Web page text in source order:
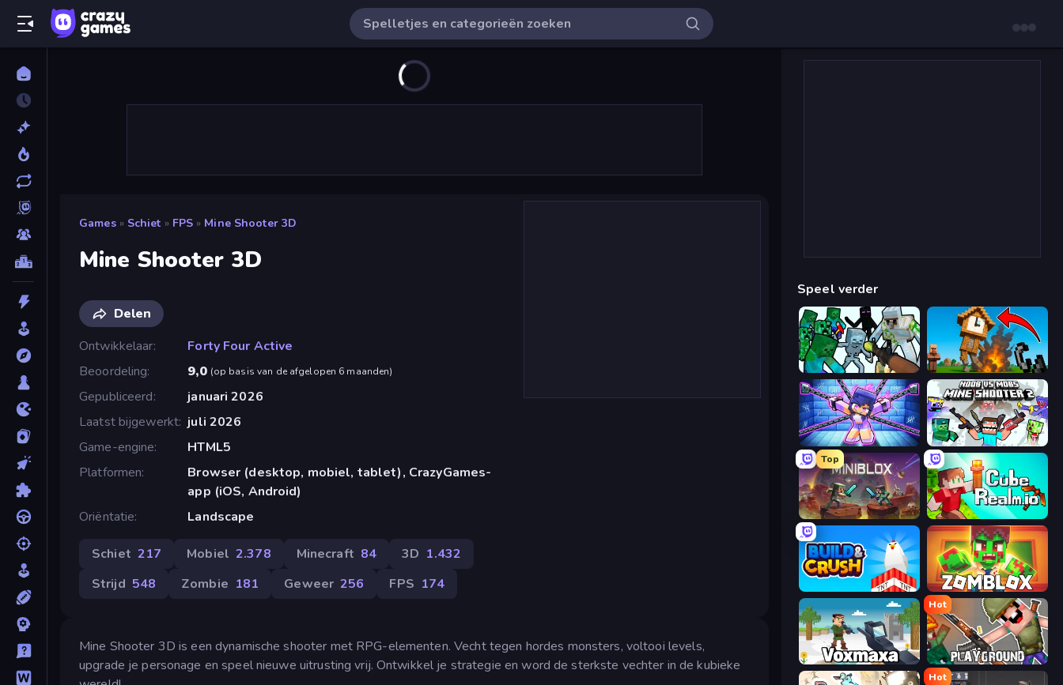
Games » Schiet » FPS » Mine Shooter 3D
Mine Shooter 3D
Delen
Ontwikkelaar
Forty Four Active
Beoordeling
9,0 (op basis van de afgelopen 6 maanden)
Gepubliceerd
januari 2026
Laatst bijgewerkt juli 2026
Game-engine
HTML5
Platformen
Browser (desktop, mobiel, tablet), CrazyGames-
app (iOS, Android)
Oriëntatie
Landscape
Schiet 217 Mobiel 2.378 Minecraft 84 3D 1.432
Strijd 548 Zombie 181 Geweer 256 FPS 174
Mine Shooter 3D is een dynamische shooter met RPG-elementen. Vecht tegen hordes monsters, voltooi levels,
upgrade je personage en speel nieuwe uitrusting vrij. Ontwikkel je strategie en word de sterkste vechter in de kubieke
Speel verder
Noob Fuse
Mini Mine Mine Shooter 2: Noob vs Mobs
Top
Miniblox CubeRealm.io
Build and Crush Zomblox
Voxmaxa
Hot
Playground
Hot